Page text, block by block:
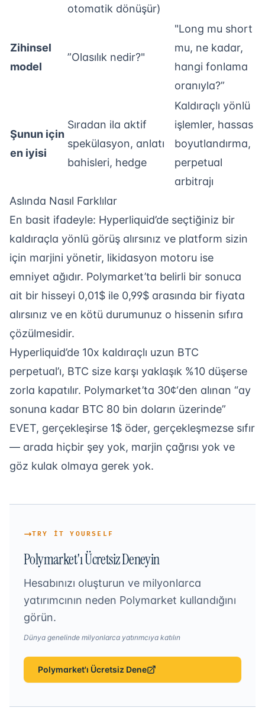
otomatik dönüşür)
Zihinsel
model
”Olasılık nedir?"
"Long mu short
mu, ne kadar,
hangi fonlama
oranıyla?”
Şunun için
en iyisi
Sıradan ila aktif
spekülasyon, anlatı
bahisleri, hedge
Kaldıraçlı yönlü
işlemler, hassas
boyutlandırma,
perpetual
arbitrajı
Aslında Nasıl Farklılar
En basit ifadeyle: Hyperliquid’de seçtiğiniz bir
kaldıraçla yönlü görüş alırsınız ve platform sizin
için marjini yönetir, likidasyon motoru ise
emniyet ağıdır. Polymarket’ta belirli bir sonuca
ait bir hisseyi 0,01$ ile 0,99$ arasında bir fiyata
alırsınız ve en kötü durumunuz o hissenin sıfıra
çözülmesidir.
Hyperliquid’de 10x kaldıraçlı uzun BTC
perpetual’ı, BTC size karşı yaklaşık %10 düşerse
zorla kapatılır. Polymarket’ta 30¢‘den alınan “ay
sonuna kadar BTC 80 bin doların üzerinde”
EVET, gerçekleşirse 1$ öder, gerçekleşmezse sıfır
— arada hiçbir şey yok, marjin çağrısı yok ve
göz kulak olmaya gerek yok.
TRY IT YOURSELF
Polymarket'ı Ücretsiz Deneyin
Hesabınızı oluşturun ve milyonlarca
yatırımcının neden Polymarket kullandığını
görün.
Dünya genelinde milyonlarca yatırımcıya katılın
Polymarket'ı Ücretsiz Dene